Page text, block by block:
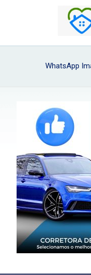
WhatsApp